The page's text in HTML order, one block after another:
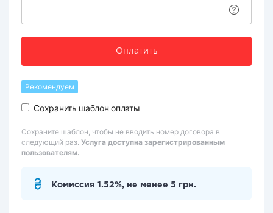
Оплатить
Рекомендуем
Сохранить шаблон оплаты
Сохраните шаблон, чтобы не вводить номер договора в
следующий раз. Услуга доступна зарегистрированным
пользователям.
Комиссия 1.52%, не менее 5 грн.